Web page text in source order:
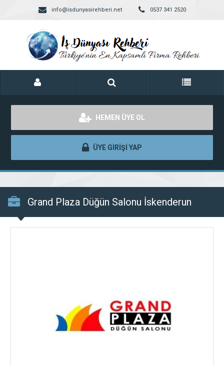
info@isdunyasirehberi.net 0537 341 2520
HEMEN ÜYE OL
ÜYE GİRİŞİ YAP
Grand Plaza Düğün Salonu İskenderun